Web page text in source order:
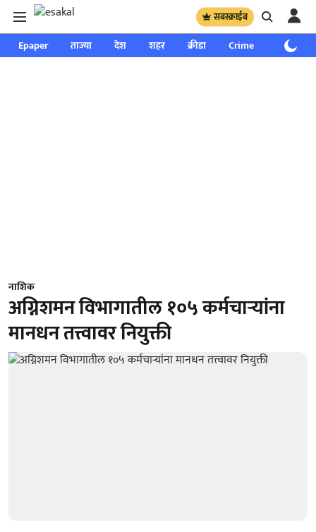
सबस्क्राईब
Epaper ताज्या देश शहर क्रीडा Crime साप्ताहिक
नाशिक
अग्निशमन विभागातील १०५ कर्मचाऱ्यांना
मानधन तत्त्वावर नियुक्ती